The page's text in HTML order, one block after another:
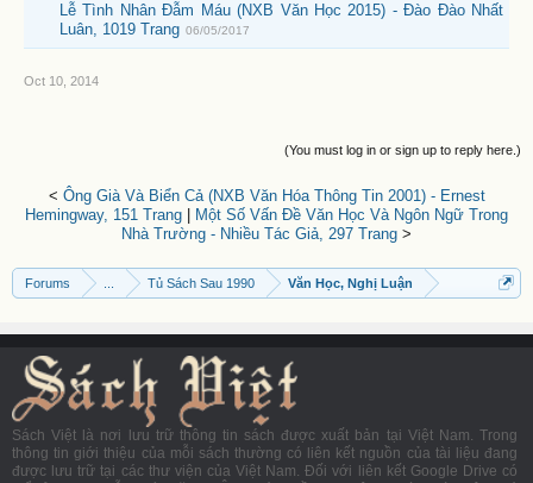
Lễ Tình Nhân Đẫm Máu (NXB Văn Học 2015) - Đào Đào Nhất
Luân, 1019 Trang 06/05/2017
Oct 10, 2014
(You must log in or sign up to reply here.)
< Ông Già Và Biển Cả (NXB Văn Hóa Thông Tin 2001) - Ernest
Hemingway, 151 Trang
Một Số Vấn Đề Văn Học Và Ngôn Ngữ Trong
Nhà Trường - Nhiều Tác Giả, 297 Trang >
Forums Tủ Sách Sau 1990 Văn Học, Nghị Luận
Sách Việt là nơi lưu trữ thông tin sách được xuất bản tại Việt Nam. Trong
thông tin giới thiệu của mỗi sách thường có liên kết nguồn của tài liệu đang
được lưu trữ tại các thư viện của Việt Nam. Đối với liên kết Google Drive có